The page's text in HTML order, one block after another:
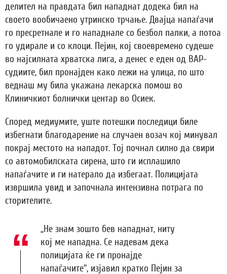
делител на правдата бил нападнат додека бил на
своето вообичаено утринско трчање. Двајца напаѓачи
го пресретнале и го нападнале со безбол палки, а потоа
го удирале и со клоци. Пејин, кој своевремено судеше
во најсилната хрватска лига, а денес е еден од ВАР-
судиите, бил пронајден како лежи на улица, по што
веднаш му била укажана лекарска помош во
Клиничкиот болнички центар во Осиек.
Според медиумите, уште потешки последици биле
избегнати благодарение на случаен возач кој минувал
покрај местото на нападот. Тој почнал силно да свири
со автомобилската сирена, што ги исплашило
напаѓачите и ги натерало да избегаат. Полицијата
извршила увид и започнала интензивна потрага по
сторителите.
„Не знам зошто бев нападнат, ниту
кој ме нападна. Се надевам дека
полицијата ќе ги пронајде
напаѓачите“, изјавил кратко Пејин за